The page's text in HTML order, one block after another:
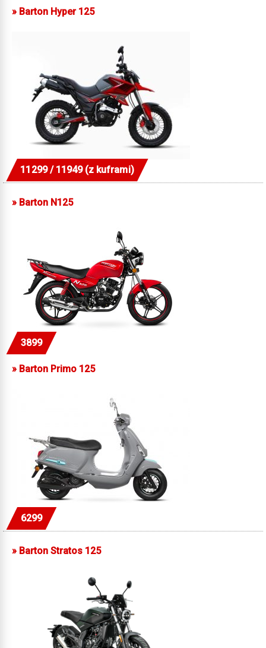
» Barton Hyper 125
11299 / 11949 (z kuframi)
» Barton N125
3899
» Barton Primo 125
6299
» Barton Stratos 125